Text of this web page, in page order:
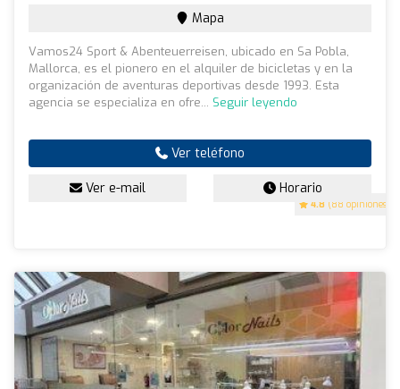
4.8 (88 opiniones)
Mapa
Vamos24 Sport & Abenteuerreisen, ubicado en Sa Pobla,
Mallorca, es el pionero en el alquiler de bicicletas y en la
organización de aventuras deportivas desde 1993. Esta
agencia se especializa en ofre... Seguir leyendo
Ver teléfono
Ver e-mail Horario